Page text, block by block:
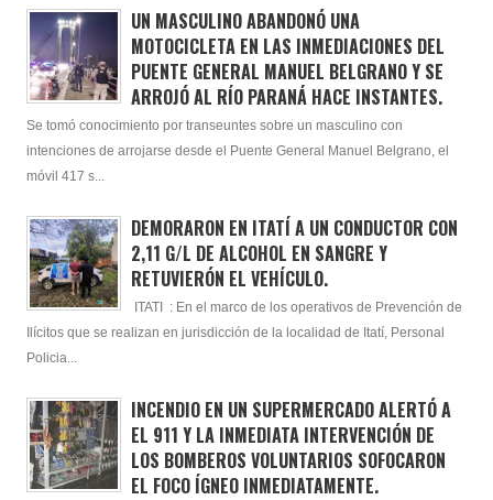
UN MASCULINO ABANDONÓ UNA
MOTOCICLETA EN LAS INMEDIACIONES DEL
PUENTE GENERAL MANUEL BELGRANO Y SE
ARROJÓ AL RÍO PARANÁ HACE INSTANTES.
Se tomó conocimiento por transeuntes sobre un masculino con
intenciones de arrojarse desde el Puente General Manuel Belgrano, el
móvil 417 s...
DEMORARON EN ITATÍ A UN CONDUCTOR CON
2,11 G/L DE ALCOHOL EN SANGRE Y
RETUVIERÓN EL VEHÍCULO.
ITATI : En el marco de los operativos de Prevención de
Ilícitos que se realizan en jurisdicción de la localidad de Itatí, Personal
Policia...
INCENDIO EN UN SUPERMERCADO ALERTÓ A
EL 911 Y LA INMEDIATA INTERVENCIÓN DE
LOS BOMBEROS VOLUNTARIOS SOFOCARON
EL FOCO ÍGNEO INMEDIATAMENTE.